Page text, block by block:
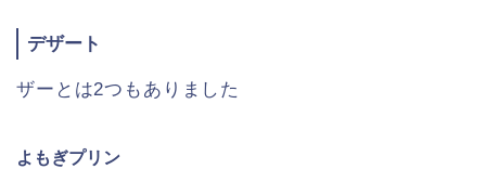
デザート
ザーとは2つもありました
よもぎプリン